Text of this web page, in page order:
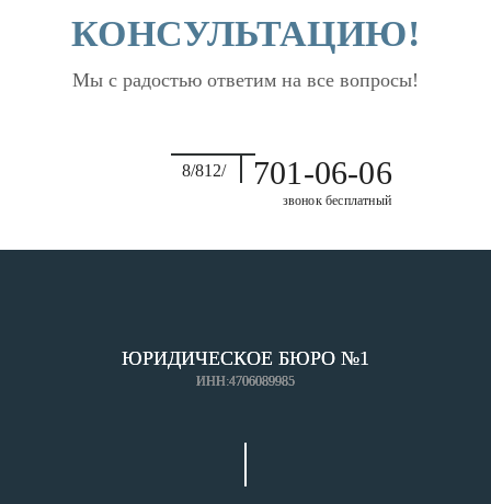
КОНСУЛЬТАЦИЮ!
Мы с радостью ответим на все вопросы!
8/812/ 701-06-06
звонок бесплатный
ЮРИДИЧЕСКОЕ БЮРО №1
ИНН:4706089985